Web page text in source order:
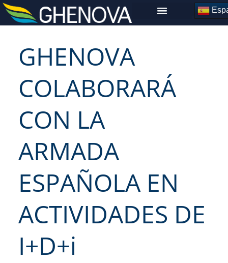
Skip
GHENOVA
COLABORARÁ
CON LA
ARMADA
ESPAÑOLA EN
ACTIVIDADES DE
I+D+i